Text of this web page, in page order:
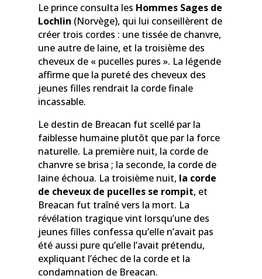
Le prince consulta les Hommes Sages de
Lochlin (Norvège), qui lui conseillèrent de
créer trois cordes : une tissée de chanvre,
une autre de laine, et la troisième des
cheveux de « pucelles pures ». La légende
affirme que la pureté des cheveux des
jeunes filles rendrait la corde finale
incassable.
Le destin de Breacan fut scellé par la
faiblesse humaine plutôt que par la force
naturelle. La première nuit, la corde de
chanvre se brisa ; la seconde, la corde de
laine échoua. La troisième nuit, la corde
de cheveux de pucelles se rompit, et
Breacan fut traîné vers la mort. La
révélation tragique vint lorsqu’une des
jeunes filles confessa qu’elle n’avait pas
été aussi pure qu’elle l’avait prétendu,
expliquant l’échec de la corde et la
condamnation de Breacan.